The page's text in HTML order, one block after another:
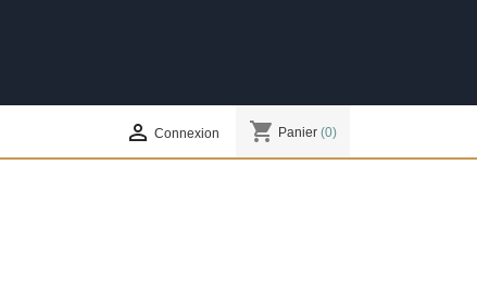
 Connexion shopping_cart Panier (0)